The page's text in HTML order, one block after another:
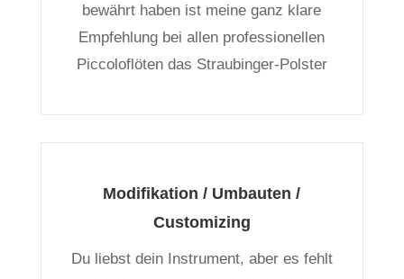
bewährt haben ist meine ganz klare
Empfehlung bei allen professionellen
Piccoloflöten das Straubinger-Polster
Modifikation / Umbauten /
Customizing
Du liebst dein Instrument, aber es fehlt